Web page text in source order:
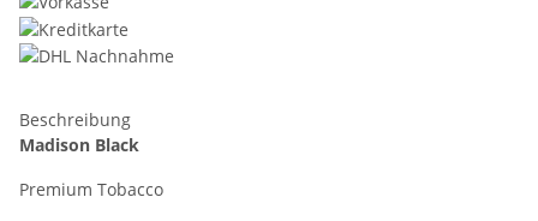
Beschreibung
Madison Black
Premium Tobacco